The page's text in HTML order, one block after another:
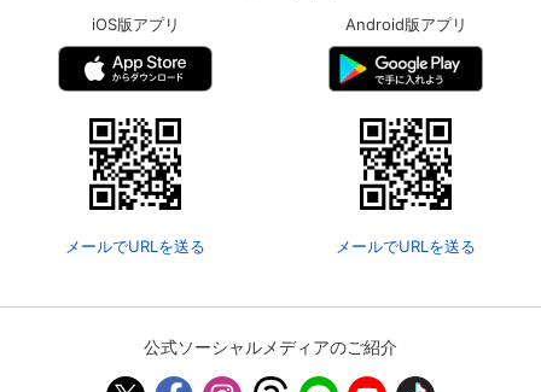
iOS版アプリ
メールでURLを送る
Android版アプリ
メールでURLを送る
公式ソーシャルメディアのご紹介